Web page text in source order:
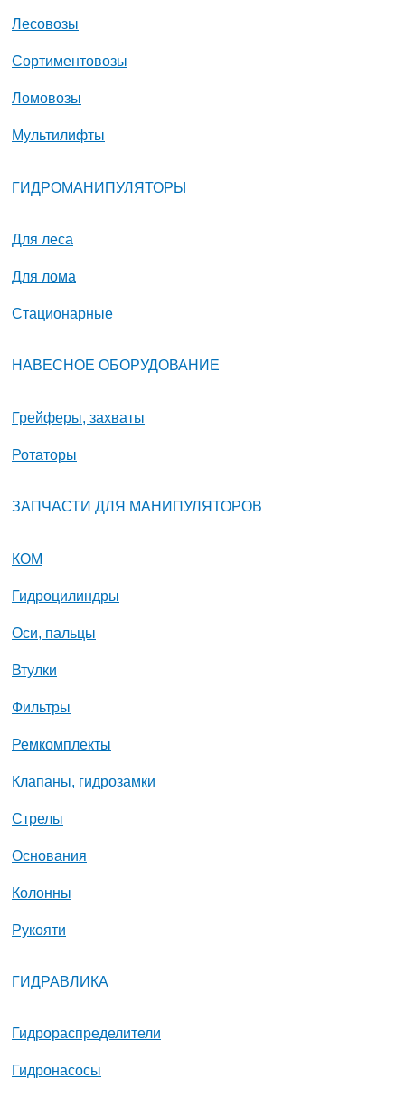
Лесовозы
Сортиментовозы
Ломовозы
Мультилифты
ГИДРОМАНИПУЛЯТОРЫ
Для леса
Для лома
Стационарные
НАВЕСНОЕ ОБОРУДОВАНИЕ
Грейферы, захваты
Ротаторы
ЗАПЧАСТИ ДЛЯ МАНИПУЛЯТОРОВ
КОМ
Гидроцилиндры
Оси, пальцы
Втулки
Фильтры
Ремкомплекты
Клапаны, гидрозамки
Стрелы
Основания
Колонны
Рукояти
ГИДРАВЛИКА
Гидрораспределители
Гидронасосы